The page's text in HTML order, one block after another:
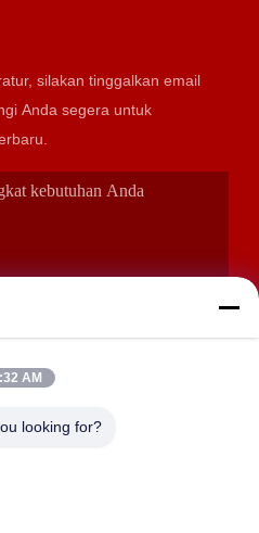
silakan tinggalkan email
Anda segera untuk
AM
looking for?